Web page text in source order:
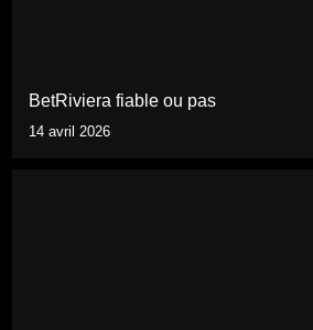
BetRiviera fiable ou pas
14 avril 2026